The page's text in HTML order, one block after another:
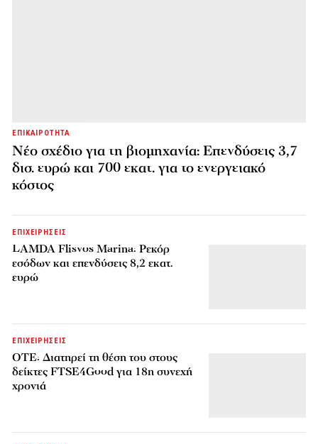
ΕΠΙΚΑΙΡΟΤΗΤΑ
Νέο σχέδιο για τη βιομηχανία: Επενδύσεις 3,7
δισ. ευρώ και 700 εκατ. για το ενεργειακό
κόστος
ΕΠΙΧΕΙΡΗΣΕΙΣ
LAMDA Flisvos Marina: Ρεκόρ
εσόδων και επενδύσεις 8,2 εκατ.
ευρώ
ΕΠΙΧΕΙΡΗΣΕΙΣ
ΟΤΕ: Διατηρεί τη θέση του στους
δείκτες FTSE4Good για 18η συνεχή
χρονιά